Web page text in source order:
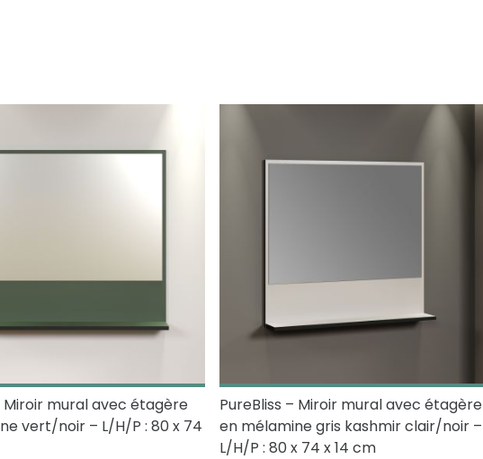
Miroir mural avec étagère
vert/noir – L/H/P : 80 x 74
PureBliss – Miroir mural avec étagère
en mélamine gris kashmir clair/noir –
L/H/P : 80 x 74 x 14 cm